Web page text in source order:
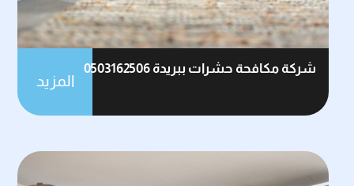
شركة مكافحة حشرات ببريدة 0503162506
المزيد